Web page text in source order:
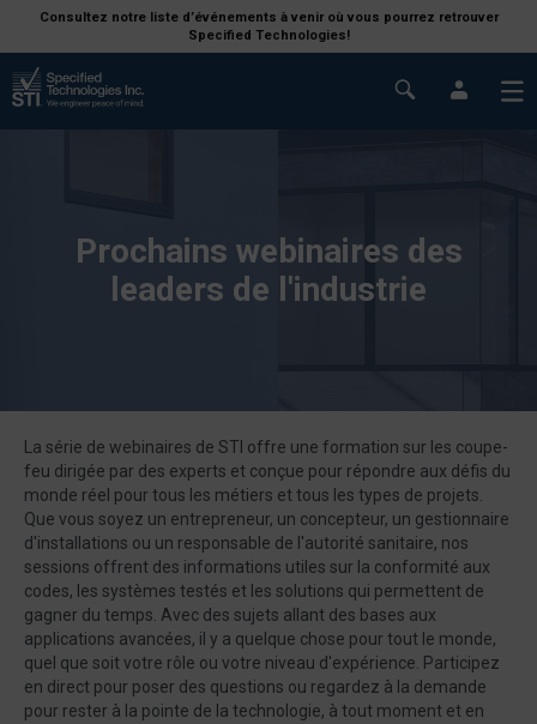
Consultez notre liste d’événements à venir où vous pourrez retrouver
Specified Technologies!
Prochains webinaires des
leaders de l'industrie
La série de webinaires de STI offre une formation sur les coupe-
feu dirigée par des experts et conçue pour répondre aux défis du
monde réel pour tous les métiers et tous les types de projets.
Que vous soyez un entrepreneur, un concepteur, un gestionnaire
d'installations ou un responsable de l'autorité sanitaire, nos
sessions offrent des informations utiles sur la conformité aux
codes, les systèmes testés et les solutions qui permettent de
gagner du temps. Avec des sujets allant des bases aux
applications avancées, il y a quelque chose pour tout le monde,
quel que soit votre rôle ou votre niveau d'expérience. Participez
en direct pour poser des questions ou regardez à la demande
pour rester à la pointe de la technologie, à tout moment et en